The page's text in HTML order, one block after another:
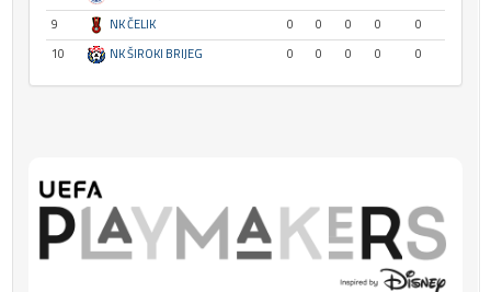
9
NK ČELIK 0 0 0 0
0
10
NK ŠIROKI BRIJEG 0 0 0 0 0